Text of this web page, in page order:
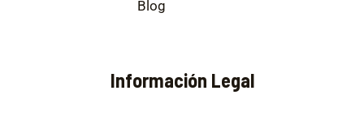
Blog
Información Legal